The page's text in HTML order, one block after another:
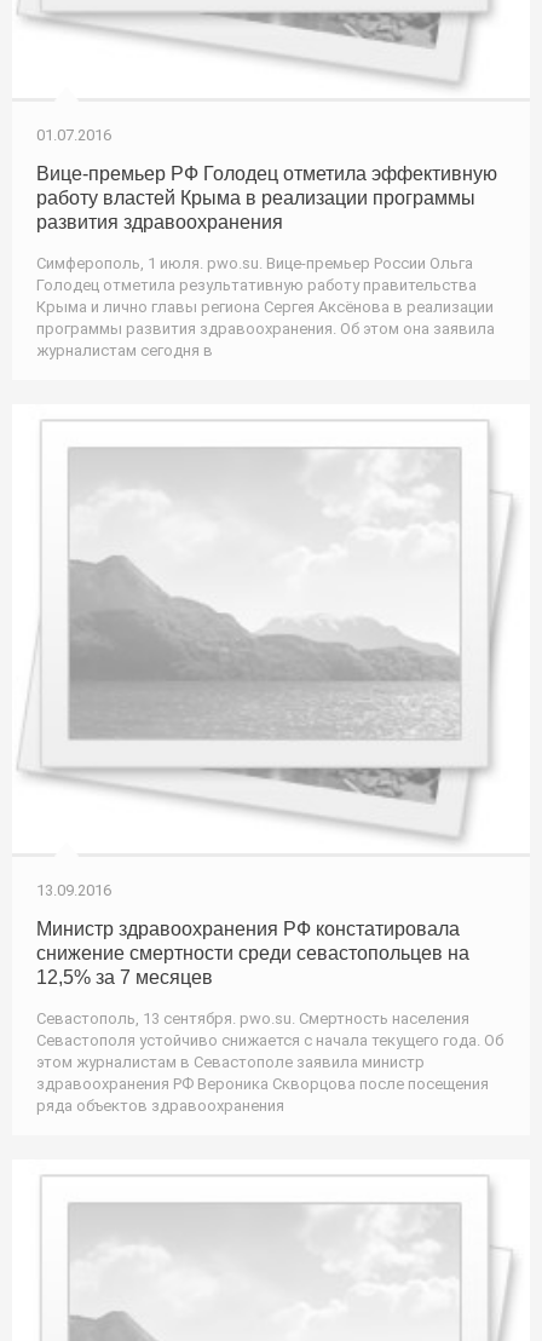
01.07.2016
Вице-премьер РФ Голодец отметила эффективную
работу властей Крыма в реализации программы
развития здравоохранения
Симферополь, 1 июля. pwo.su. Вице-премьер России Ольга
Голодец отметила результативную работу правительства
Крыма и лично главы региона Сергея Аксёнова в реализации
программы развития здравоохранения. Об этом она заявила
журналистам сегодня в
13.09.2016
Министр здравоохранения РФ констатировала
снижение смертности среди севастопольцев на
12,5% за 7 месяцев
Севастополь, 13 сентября. pwo.su. Смертность населения
Севастополя устойчиво снижается с начала текущего года. Об
этом журналистам в Севастополе заявила министр
здравоохранения РФ Вероника Скворцова после посещения
ряда объектов здравоохранения